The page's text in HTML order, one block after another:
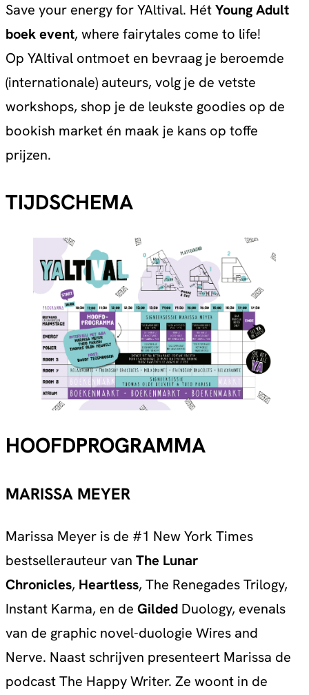
Save your energy for YAltival. HétYoung Adult
boek event, where fairytales come to life!
Op YAltival ontmoet en bevraag je beroemde
(internationale) auteurs, volg je de vetste
workshops, shop je de leukste goodies op de
bookish market én maak je kans op toffe
prijzen.
TIJDSCHEMA
HOOFDPROGRAMMA
MARISSA MEYER
Marissa Meyer is de #1 New York Times
bestsellerauteur van The Lunar
Chronicles, Heartless, The Renegades Trilogy,
Instant Karma, en de Gilded Duology, evenals
van de graphic novel-duologie Wires and
Nerve. Naast schrijven presenteert Marissa de
podcast The Happy Writer. Ze woont in de